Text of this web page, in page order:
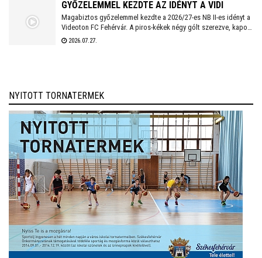
GYŐZELEMMEL KEZDTE AZ IDÉNYT A VIDI
Magabiztos győzelemmel kezdte a 2026/27-es NB II-es idényt a
Videoton FC Fehérvár. A piros-kékek négy gólt szerezve, kapott
találat nélkül múlták felül a tavalyi szezon negyedik
2026.07.27.
NYITOTT TORNATERMEK